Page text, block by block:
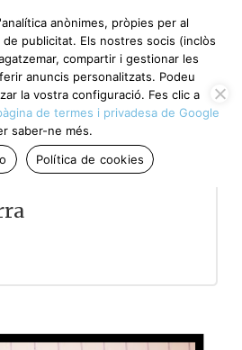
anònimes, pròpies per al
publicitat. Els nostres socis (inclòs
compartir i gestionar les
anuncis personalitzats. Podeu
la vostra configuració. Fes clic a
de termes i privadesa de Google
saber-ne més.
Política de cookies